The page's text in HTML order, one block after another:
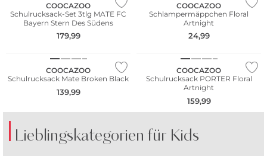
COOCAZOO
Schulrucksack-Set 3tlg MATE FC
Bayern Stern Des Südens
179,99
COOCAZOO
Schlampermäppchen Floral
Artnight
24,99
COOCAZOO
Schulrucksack Mate Broken Black
139,99
COOCAZOO
Schulrucksack PORTER Floral
Artnight
159,99
Lieblingskategorien für Kids